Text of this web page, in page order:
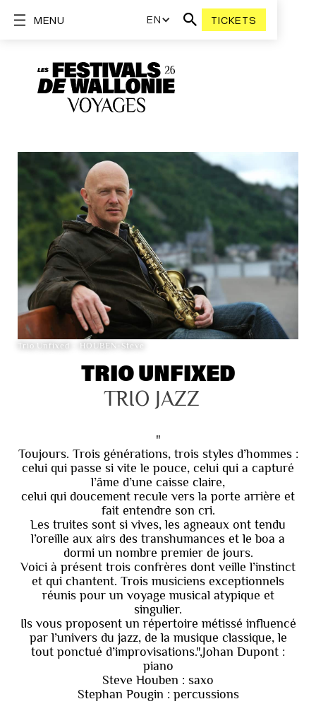
EN TICKETS
MENU
Trio Unfixed - HOUBEN-Steve
TRIO UNFIXED
TRIO JAZZ
"
Toujours. Trois générations, trois styles d’hommes :
celui qui passe si vite le pouce, celui qui a capturé
l’âme d’une caisse claire,
celui qui doucement recule vers la porte arrière et
fait entendre son cri.
Les truites sont si vives, les agneaux ont tendu
l’oreille aux airs des transhumances et le boa a
dormi un nombre premier de jours.
Voici à présent trois confrères dont veille l’instinct
et qui chantent. Trois musiciens exceptionnels
réunis pour un voyage musical atypique et
singulier.
Ils vous proposent un répertoire métissé influencé
par l’univers du jazz, de la musique classique, le
tout ponctué d’improvisations.",Johan Dupont :
piano
Steve Houben : saxo
Stephan Pougin : percussions